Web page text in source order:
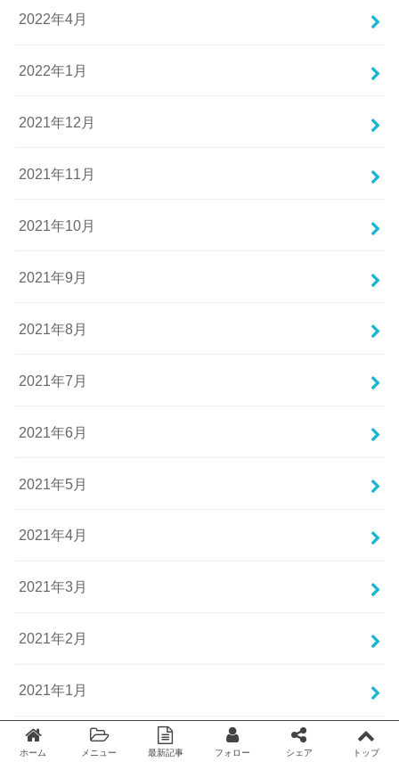
2022年4月
2022年1月
2021年12月
2021年11月
2021年10月
2021年9月
2021年8月
2021年7月
2021年6月
2021年5月
2021年4月
2021年3月
2021年2月
2021年1月
2020年12月
ホーム メニュー 最新記事 フォロー シェア トップ
Twitter facebook